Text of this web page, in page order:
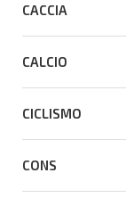
CACCIA
CALCIO
CICLISMO
CONS